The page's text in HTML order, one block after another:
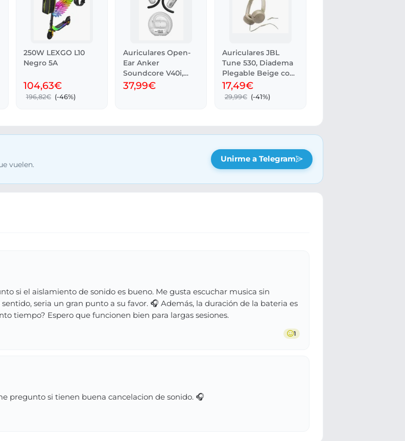
250W LEXGO L10
Negro 5A
104,63€
196,82€ (-46%)
Auriculares Open-
Ear Anker
Soundcore V40i,
IP55, 21 h de batería
37,99€
Auriculares JBL
Tune 530, Diadema
Plegable Beige con
Pure Bass
17,49€
29,99€ (-41%)
vuelen.
Unirme a Telegram
si el aislamiento de sonido es bueno. Me gusta escuchar musica sin
seria un gran punto a su favor. 🎧 Además, la duración de la bateria es
tiempo? Espero que funcionen bien para largas sesiones.
1
pregunto si tienen buena cancelacion de sonido. 🎧